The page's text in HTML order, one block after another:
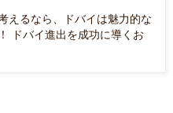
えるなら、ドバイは魅力的な
ドバイ進出を成功に導くお